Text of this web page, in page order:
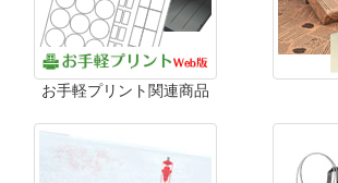
お手軽プリント関連商品